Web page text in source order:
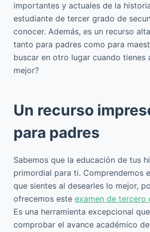
importantes y actuales de la
estudiante de tercer grado de
conocer. Además, es un recurso
tanto para padres como para
buscar en otro lugar cuando tienes
mejor?
Un recurso
para padres
Sabemos que la educación de tus
primordial para ti. Comprendemos
que sientes al desearles lo mejor,
ofrecemos este examen de tercero
Es una herramienta excepcional
comprobar el avance académico